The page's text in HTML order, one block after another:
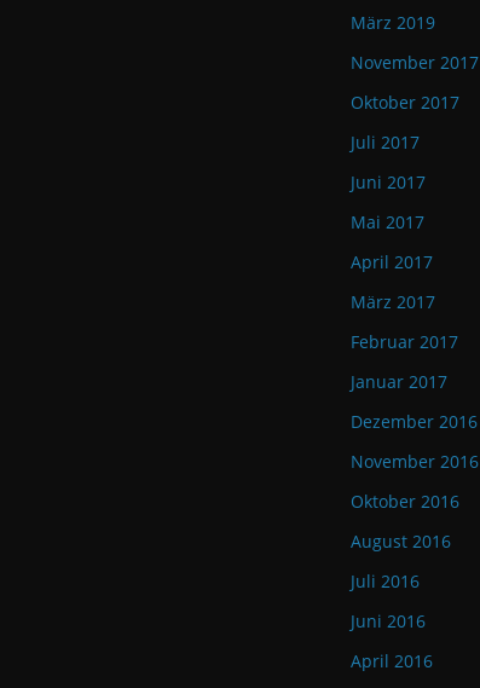
März 2019
November 2017
Oktober 2017
Juli 2017
Juni 2017
Mai 2017
April 2017
März 2017
Februar 2017
Januar 2017
Dezember 2016
November 2016
Oktober 2016
August 2016
Juli 2016
Juni 2016
April 2016